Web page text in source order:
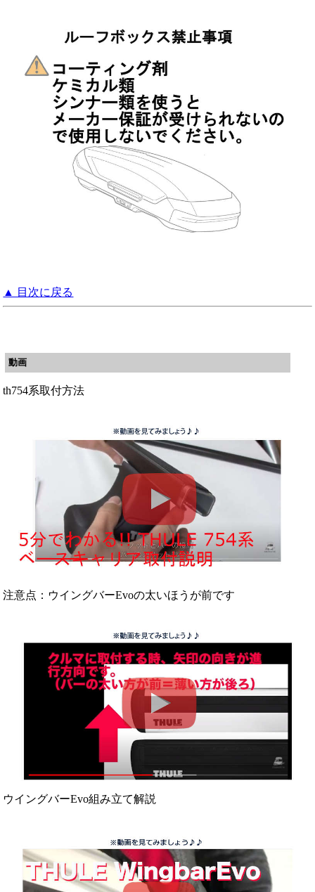
▲ 目次に戻る
動画
th754系取付方法
注意点：ウイングバーEvoの太いほうが前です
ウイングバーEvo組み立て解説